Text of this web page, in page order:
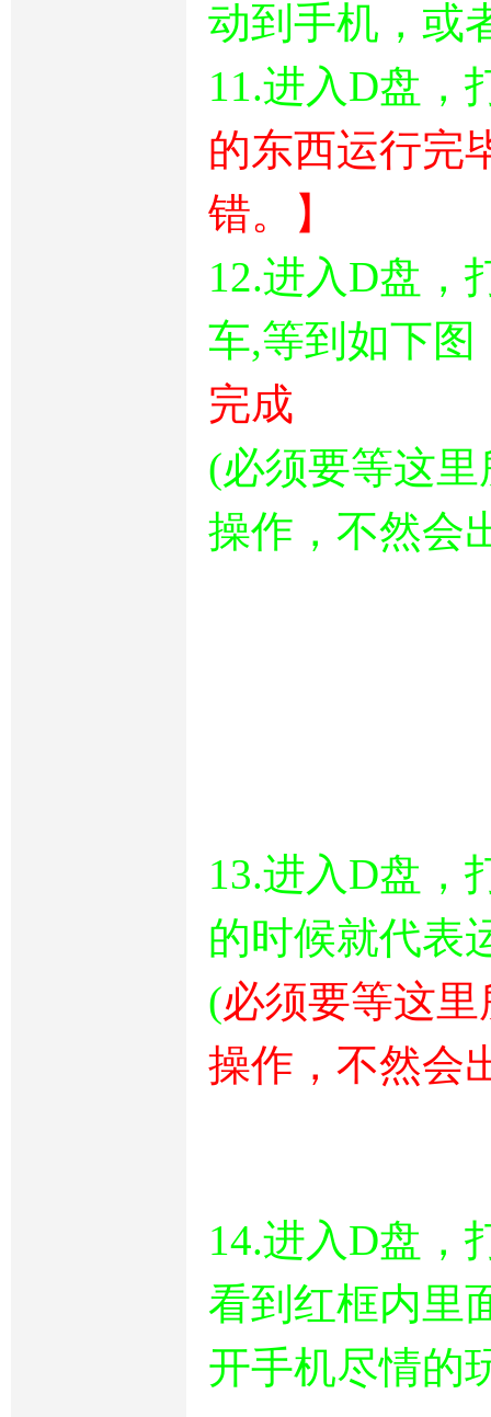
动到手机，或
11.进入D盘，
的东西运行完
错。】
12.进入D盘，
车,等到如下图
完成
(必须要等这
操作，不然会
13.进入D盘，
的时候就代表
(必须要等这
操作，不然会
14.进入D盘，
看到红框内里
开手机尽情的